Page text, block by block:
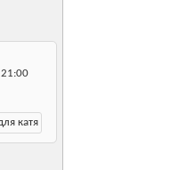
21:00